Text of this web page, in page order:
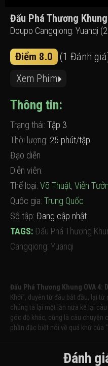
Đấu Phá Thương
Doupo Cangqiong: Yuanqi
Điểm 8.0 (1 Đánh
Xem Phim
Thông tin:
Trạng thái: Tập 3
Thời lượng: 25 phút/tập
Đạo diễn
Diễn viên:
Thể loại: Võ Thuật, Viễn
Quốc gia: Trung Quốc
Số tập: Đang cập nhật
TAGS: Đấu Phá Thương
Cangqiong: Yuanqi
Đấu Phá Thương Khung OVA 4:
Khởi'', duyên từ đâu bắt đầu, lại
chúng ta lại một lần nữa kể lại
góc độ khác, cũng là câu chuyện
phần đặc biệt nói về quá khứ của
Đánh